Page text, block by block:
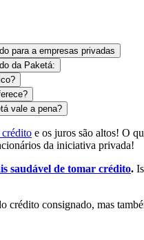
para a empresas privadas
da Paketá:
vale a pena?
crédito e os juros são altos! O
da iniciativa privada!
saudável de tomar crédito.
crédito consignado, mas